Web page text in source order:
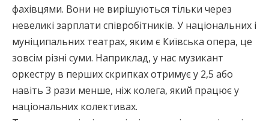
фахівцями. Вони не вирішуються тільки через
невеликі зарплати співробітників. У національних і
муніципальних театрах, яким є Київська опера, це
зовсім різні суми. Наприклад, у нас музикант
оркестру в перших скрипках отримує у 2,5 або
навіть 3 рази менше, ніж колега, який працює у
національних колективах.